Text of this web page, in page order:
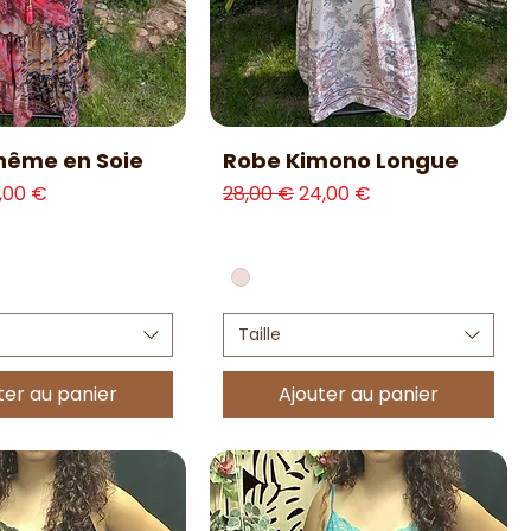
rapide
en Soie
promotionnel
€
au panier
Aperçu rapide
Robe Kimono Longue
Prix original
28,00 €Prix promotionnel
24,00 €
Taille
Ajouter au panier